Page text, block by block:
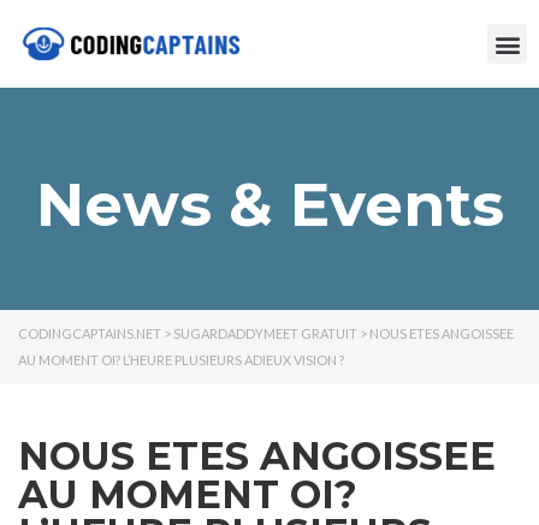
News & Events
CODINGCAPTAINS.NET > SUGARDADDYMEET GRATUIT > NOUS ETES ANGOISSEE
AU MOMENT OI? L’HEURE PLUSIEURS ADIEUX VISION ?
NOUS ETES ANGOISSEE
AU MOMENT OI?